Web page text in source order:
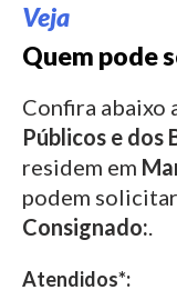
Veja
Quem pode
Confira abaixo
Públicos e dos
residem em
podem
Consignado:.
Atendidos*: